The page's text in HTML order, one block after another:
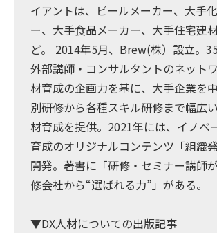
イアントは、ビールメーカー、大手
ー、大手食品メーカー、大手住宅建
ど。 2014年5月、Brew(株）設立。
外部講師・コンサルタントのネット
材育成の企画力を基に、大手企業を
別研修から各種スキル研修まで幅広
材育成を提供。2021年には、イノベ
育成のオリジナルコンテンツ「組織
開発。著書に「研修・セミナー講師
修会社から“選ばれる力”」がある。
▼DX人材についての出版記事